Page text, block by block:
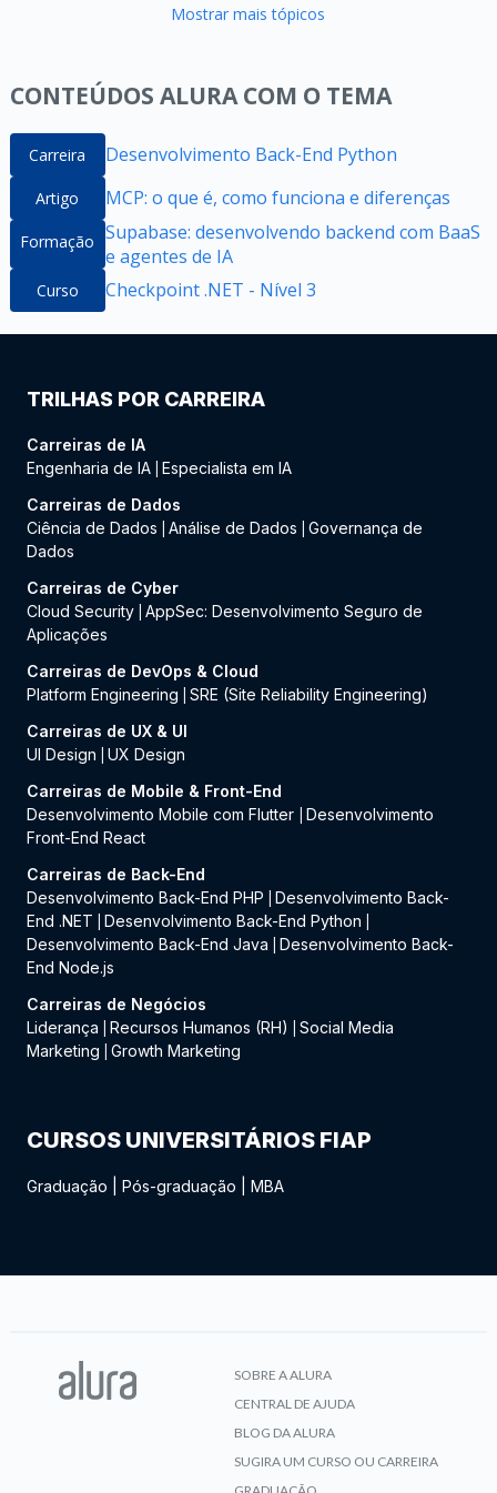
Mostrar mais tópicos
CONTEÚDOS ALURA COM O TEMA
Carreira Desenvolvimento Back-End Python
Artigo MCP: o que é, como funciona e diferenças
Formação Supabase: desenvolvendo backend com BaaS
e agentes de IA
Curso Checkpoint .NET - Nível 3
TRILHAS POR CARREIRA
Carreiras de IA
Engenharia de IA Especialista em IA
Carreiras de Dados
Ciência de Dados
Análise de Dados
Governança de
Dados
Carreiras de Cyber
Cloud Security AppSec: Desenvolvimento Seguro de
Aplicações
Carreiras de DevOps & Cloud
Platform Engineering
SRE (Site Reliability Engineering)
Carreiras de UX & UI
UI Design
UX Design
Carreiras de Mobile & Front-End
Desenvolvimento Mobile com Flutter
Desenvolvimento
Front-End React
Carreiras de Back-End
Desenvolvimento Back-End PHP
Desenvolvimento Back-
End .NET
Desenvolvimento Back-End Python
Desenvolvimento Back-End Java
Desenvolvimento Back-
End Node.js
Carreiras de Negócios
Liderança
Recursos Humanos (RH)
Social Media
Marketing
Growth Marketing
CURSOS UNIVERSITÁRIOS FIAP
Graduação Pós-graduação MBA
SOBRE A ALURA
CENTRAL DE AJUDA
BLOG DA ALURA
SUGIRA UM CURSO OU CARREIRA